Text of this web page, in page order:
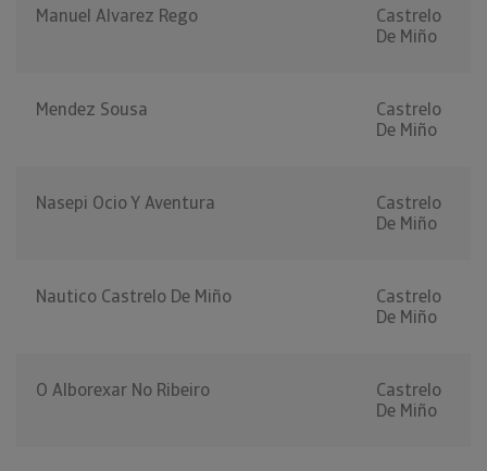
Manuel Alvarez Rego
Castrelo
De Miño
Mendez Sousa
Castrelo
De Miño
Nasepi Ocio Y Aventura
Castrelo
De Miño
Nautico Castrelo De Miño
Castrelo
De Miño
O Alborexar No Ribeiro
Castrelo
De Miño